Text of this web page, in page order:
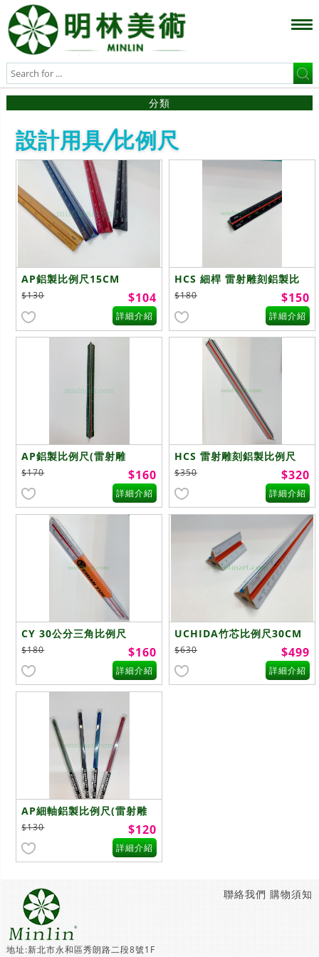
分類
設計用具/比例尺
AP鋁製比例尺15CM
$130 $104
詳細介紹
HCS 細桿 雷射雕刻鋁製比
例尺 30cm
$180 $150
詳細介紹
AP鋁製比例尺(雷射雕
刻)15CM
$170 $160
詳細介紹
HCS 雷射雕刻鋁製比例尺
30cm
$350 $320
詳細介紹
CY 30公分三角比例尺
$180 $160
詳細介紹
UCHIDA竹芯比例尺30CM
$630 $499
詳細介紹
AP細軸鋁製比例尺(雷射雕
刻)15CM
$130 $120
詳細介紹
購物須知
聯絡我們
地址:新北市永和區秀朗路二段8號1F